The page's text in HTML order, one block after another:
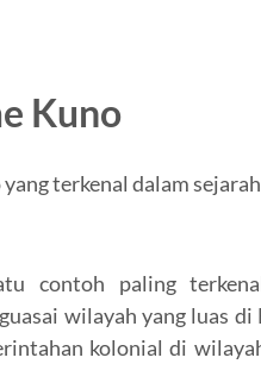
Kuno
terkenal dalam
contoh paling
wilayah yang luas di
kolonial di